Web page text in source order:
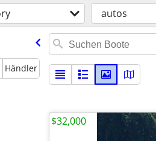
autos
Händler
$32,000